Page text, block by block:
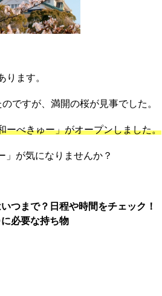
ます。
ですが、満開の桜が見事でした。
ーべきゅー」がオープンしました。
」が気になりませんか？
つまで？日程や時間をチェック！
必要な持ち物